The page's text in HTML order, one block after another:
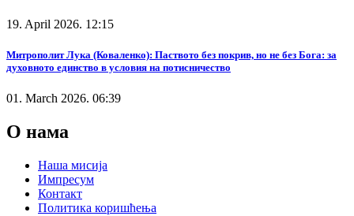
19. April 2026. 12:15
Митрополит Лука (Коваленко): Паството без покрив, но не без Бога: за
духовното единство в условия на потисничество
01. March 2026. 06:39
О нама
Наша мисија
Импресум
Контакт
Политика коришћења